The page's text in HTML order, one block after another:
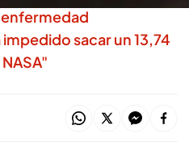
enfermedad
sacar un 13,74